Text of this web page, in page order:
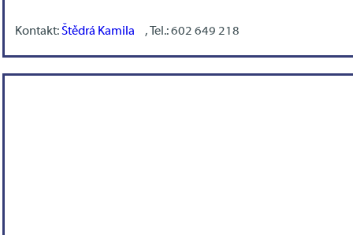
Kontakt:Štědrá Kamila , Tel.: 602 649 218